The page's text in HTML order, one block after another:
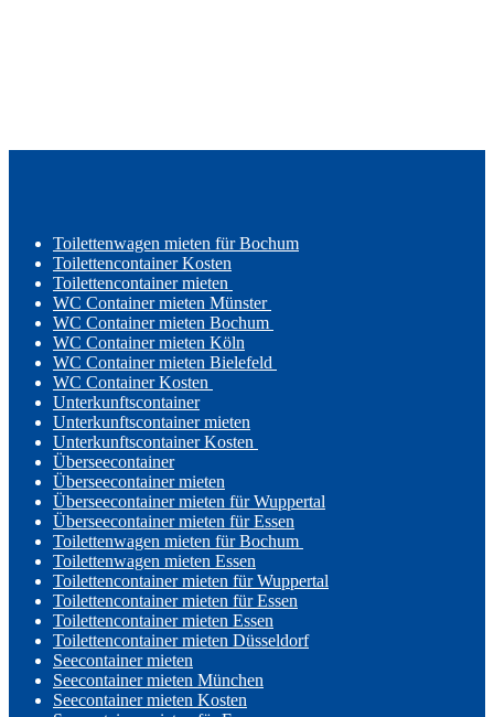
Toilettenwagen mieten für Bochum
Toilettencontainer Kosten
Toilettencontainer mieten
WC Container mieten Münster
WC Container mieten Bochum
WC Container mieten Köln
WC Container mieten Bielefeld
WC Container Kosten
Unterkunftscontainer
Unterkunftscontainer mieten
Unterkunftscontainer Kosten
Überseecontainer
Überseecontainer mieten
Überseecontainer mieten für Wuppertal
Überseecontainer mieten für Essen
Toilettenwagen mieten für Bochum
Toilettenwagen mieten Essen
Toilettencontainer mieten für Wuppertal
Toilettencontainer mieten für Essen
Toilettencontainer mieten Essen
Toilettencontainer mieten Düsseldorf
Seecontainer mieten
Seecontainer mieten München
Seecontainer mieten Kosten